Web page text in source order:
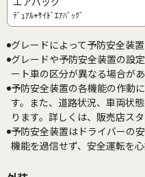
ﾃﾞｭｱﾙ+ｻｲﾄﾞｴｱﾊﾞｯｸﾞ
グレードによって予防安全装
グレードや予防安全装置の設
ート車の区分が異なる場合があ
予防安全装置の各機能の作動
す。また、道路状況、車両状
ります。詳しくは、販売店ス
予防安全装置はドライバーの
機能を過信せず、安全運転を心